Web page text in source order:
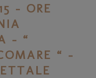
– ORE
– “
“ –